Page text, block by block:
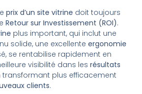
prix d’un site vitrine doit toujours
Retour sur Investissement (ROI).
plus important, qui inclut une
solide, une excellente ergonomie
se rentabilise rapidement en
visibilité dans les résultats
transformant plus efficacement
clients.